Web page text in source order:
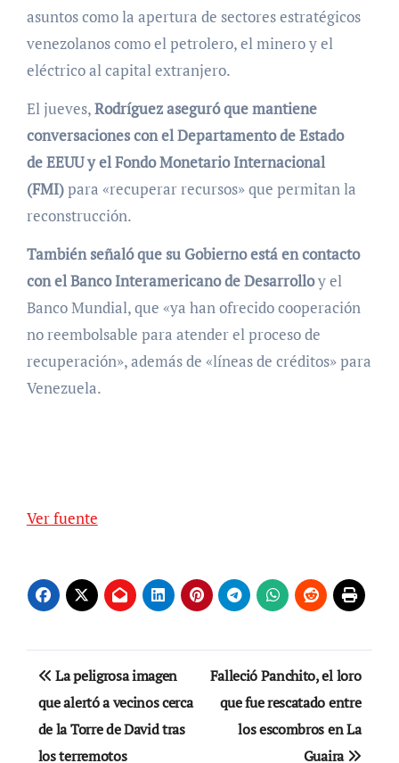
asuntos como la apertura de sectores estratégicos
venezolanos como el petrolero, el minero y el
eléctrico al capital extranjero.
El jueves,Rodríguez aseguró que mantiene
conversaciones con el Departamento de Estado
de EEUU y el Fondo Monetario Internacional
(FMI)para «recuperar recursos» que permitan la
reconstrucción.
También señaló que su Gobierno está en contacto
con el Banco Interamericano de Desarrolloy el
Banco Mundial, que «ya han ofrecido cooperación
no reembolsable para atender el proceso de
recuperación», además de «líneas de créditos» para
Venezuela.
Ver fuente
Navegación
de
entradas
La peligrosa imagen
que alertó a vecinos cerca
de la Torre de David tras
los terremotos
Falleció Panchito, el loro
que fue rescatado entre
los escombros en La
Guaira